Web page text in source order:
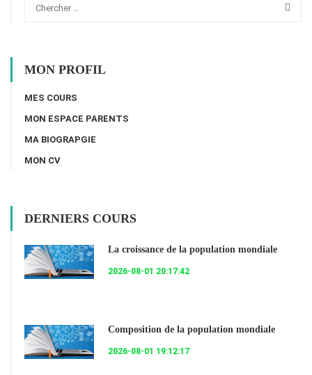
MON PROFIL
MES COURS
MON ESPACE PARENTS
MA BIOGRAPGIE
MON CV
DERNIERS COURS
La croissance de la population mondiale
2026-08-01 20:17:42
Composition de la population mondiale
2026-08-01 19:12:17